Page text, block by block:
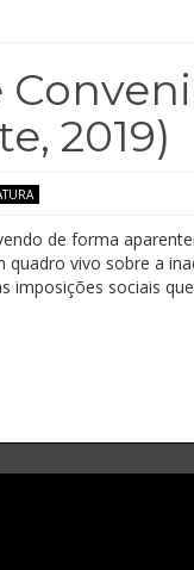
2019)
de forma
quadro vivo sobre a
imposições sociais